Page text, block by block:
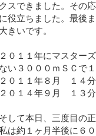
スできました。その
役立ちました。最後
きいです。
０１１年にマスター
い３０００ｍＳＣで
０１１年８月 １４分
０１４年９月 １３分
して本日、三度目の
は約１ヶ月半後に６